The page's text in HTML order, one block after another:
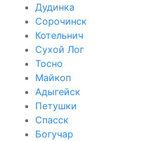
Дудинка
Сорочинск
Котельнич
Сухой Лог
Тосно
Майкоп
Адыгейск
Петушки
Спасск
Богучар